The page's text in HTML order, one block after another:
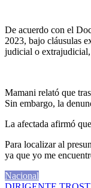
De acuerdo con el
2023, bajo cláusulas
judicial o
Mamani relató que
Sin embargo, la
La afectada afirmó
Para localizar al
ya que yo me
Nacional